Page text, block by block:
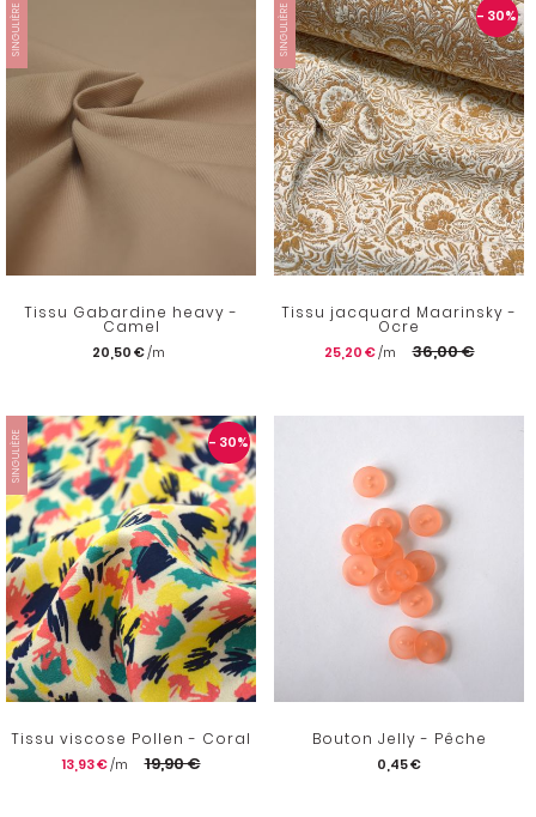
SINGULIÈRE
Tissu Gabardine heavy -
Camel
20,50 €
SINGULIÈRE - 30%
Tissu jacquard Maarinsky -
Ocre
25,20 € 36,00 €
SINGULIÈRE - 30%
Tissu viscose Pollen - Coral
13,93 € 19,90 €
Bouton Jelly - Pêche
0,45 €